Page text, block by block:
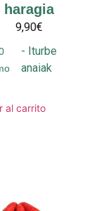
haragia
9,90€
- Iturbe
anaiak
al carrito